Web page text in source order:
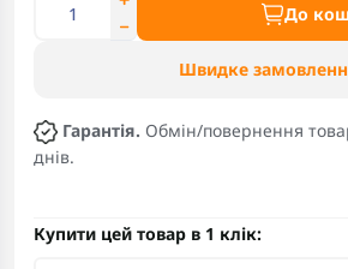
До
Швидке
Гарантія. Обмін/повернення
днів.
Купити цей товар в 1 клік: